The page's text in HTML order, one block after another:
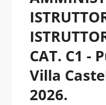
CAT. C1 -
Villa
2026.